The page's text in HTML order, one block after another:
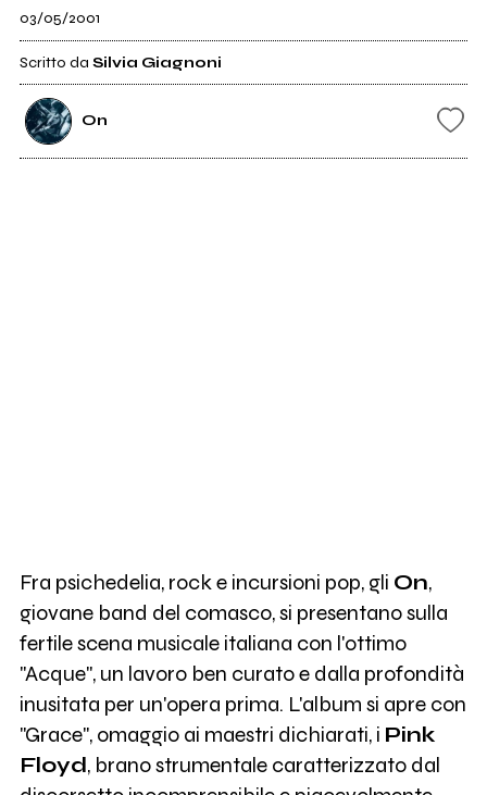
03/05/2001
Scritto da Silvia Giagnoni
On
Fra psichedelia, rock e incursioni pop, gli On,
giovane band del comasco, si presentano sulla
fertile scena musicale italiana con l'ottimo
"Acque", un lavoro ben curato e dalla profondità
inusitata per un'opera prima. L'album si apre con
"Grace", omaggio ai maestri dichiarati, i Pink
Floyd, brano strumentale caratterizzato dal